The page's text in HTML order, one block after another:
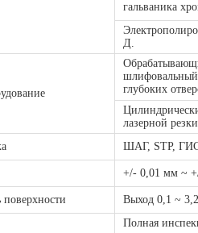
гальваника
Д.
шлифовальный
глубоких
лазерной
ШАГ, STP,
+/- 0,01 мм ~
поверхности Выход 0,1 ~ 3,2
Полная